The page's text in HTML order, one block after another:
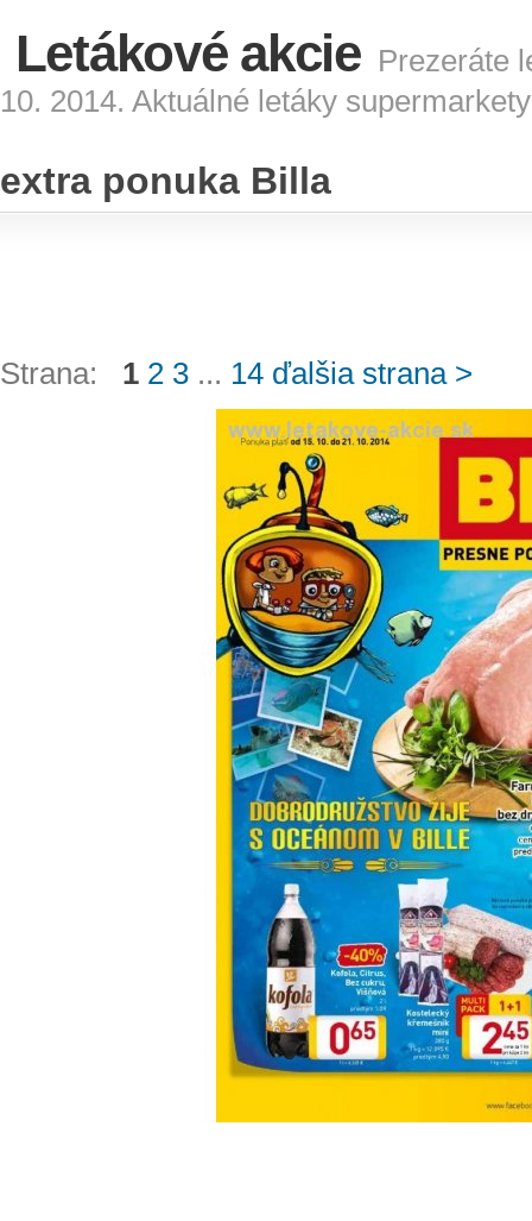
Letákové akcie Prezeráte
10. 2014. Aktuálné letáky
extra ponuka Billa
Strana: 1 2 3 ... 14 ďalšia strana >